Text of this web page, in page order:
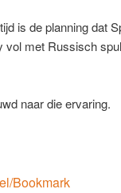
is de planning dat
met Russisch
naar die ervaring.
Bookmark